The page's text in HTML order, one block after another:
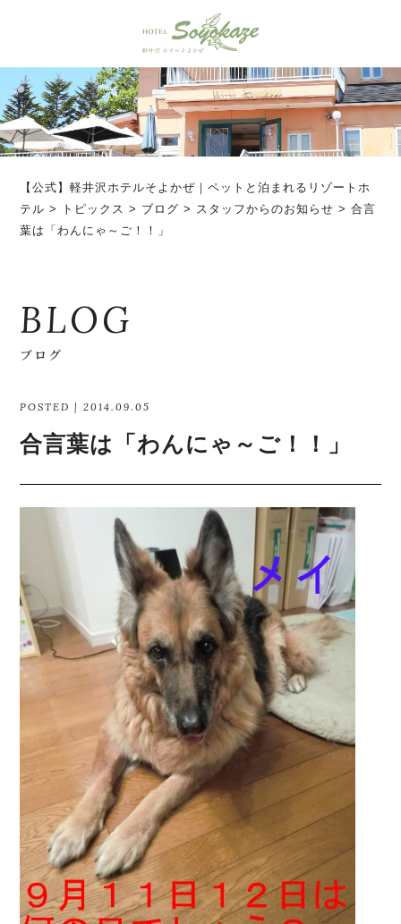
【公式】軽井沢ホテルそよかぜ｜ペットと泊まれるリゾートホ
テル > トピックス > ブログ > スタッフからのお知らせ >合言
葉は「わんにゃ～ご！！」
BLOG
ブログ
POSTED | 2014.09.05
合言葉は「わんにゃ～ご！！」